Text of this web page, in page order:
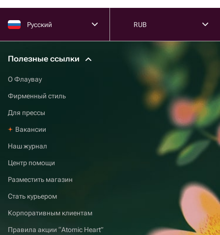
Русский RUB
Полезные ссылки
О Флаувау
Фирменный стиль
Для прессы
Вакансии
Наш журнал
Центр помощи
Разместить магазин
Стать курьером
Корпоративным клиентам
Правила акции “Atomic Heart”